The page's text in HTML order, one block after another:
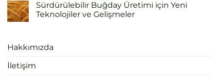
Sürdürülebilir Buğday Üretimi için Yeni
Teknolojiler ve Gelişmeler
Hakkımızda
İletişim